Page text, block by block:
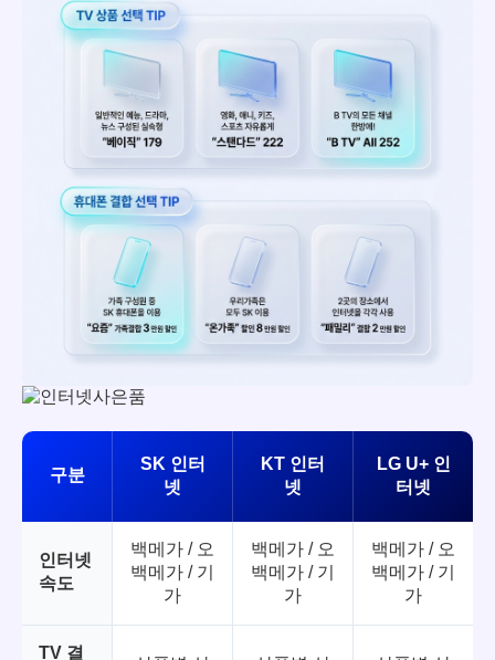
구분
SK 인터
넷
KT 인터
넷
LG U+ 인
터넷
인터넷
속도
백메가 / 오
백메가 / 기
가
백메가 / 오
백메가 / 기
가
백메가 / 오
백메가 / 기
가
TV 결